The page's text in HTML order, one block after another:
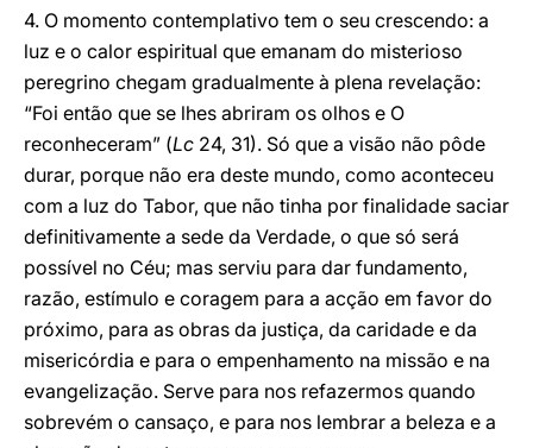
4. O momento contemplativo tem o seu crescendo: a
luz e o calor espiritual que emanam do misterioso
peregrino chegam gradualmente à plena revelação:
“Foi então que se lhes abriram os olhos e O
reconheceram” (Lc 24, 31). Só que a visão não pôde
durar, porque não era deste mundo, como aconteceu
com a luz do Tabor, que não tinha por finalidade saciar
definitivamente a sede da Verdade, o que só será
possível no Céu; mas serviu para dar fundamento,
razão, estímulo e coragem para a acção em favor do
próximo, para as obras da justiça, da caridade e da
misericórdia e para o empenhamento na missão e na
evangelização. Serve para nos refazermos quando
sobrevém o cansaço, e para nos lembrar a beleza e a